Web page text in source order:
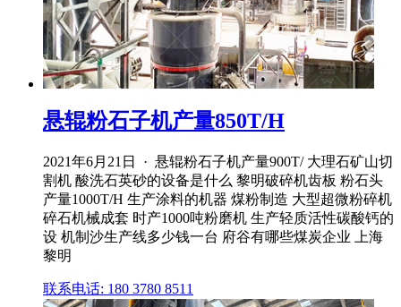
悬辊粉石子机产量850T/H
2021年6月21日 · 悬辊粉石子机产量900T/ 大理石矿山切
割机 酸洗石英砂的设备是什么 黎明破碎机齿板 粉石头
产量1000T/H 生产涂料的机器 煤粉制造 大型超微粉碎机
碎石机械成套 时产1000吨粉磨机 生产轻质活性碳酸钙的
设 机制沙生产线多少钱一台 府谷有哪些煤炭企业 上海
黎明
联系电话: 180 3780 8511